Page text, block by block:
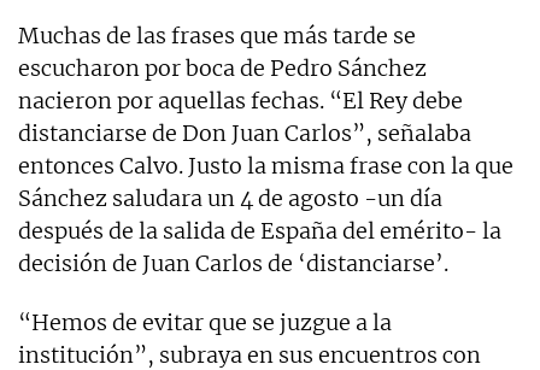
Muchas de las frases que más tarde se
escucharon por boca de Pedro Sánchez
nacieron por aquellas fechas. “El Rey debe
distanciarse de Don Juan Carlos”, señalaba
entonces Calvo. Justo la misma frase con la que
Sánchez saludara un 4 de agosto -un día
después de la salida de España del emérito- la
decisión de Juan Carlos de ‘distanciarse’.
“Hemos de evitar que se juzgue a la
institución”, subraya en sus encuentros con